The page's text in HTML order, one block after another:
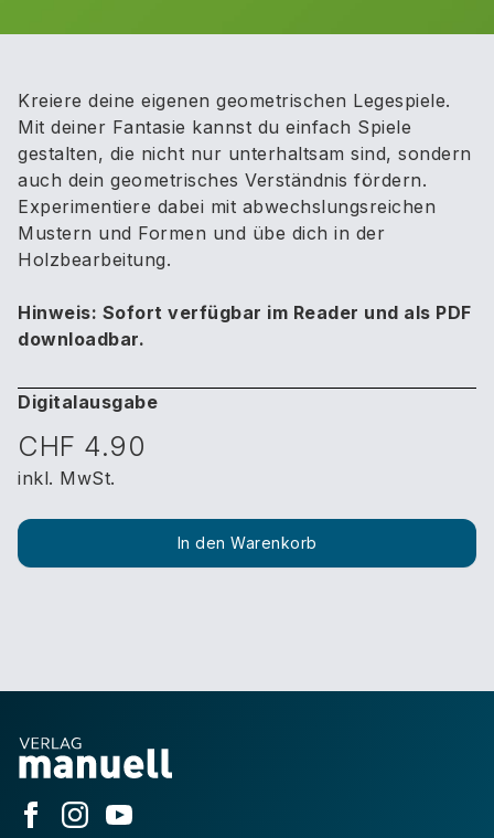
Kreiere deine eigenen geometrischen Legespiele.
Mit deiner Fantasie kannst du einfach Spiele
gestalten, die nicht nur unterhaltsam sind, sondern
auch dein geometrisches Verständnis fördern.
Experimentiere dabei mit abwechslungsreichen
Mustern und Formen und übe dich in der
Holzbearbeitung.
Hinweis: Sofort verfügbar im Reader und als PDF
downloadbar.
Digitalausgabe
CHF 4.90
inkl. MwSt.
In den Warenkorb